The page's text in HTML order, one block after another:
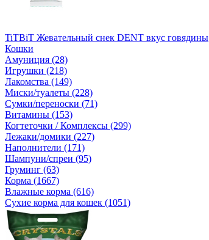
TiTBiT Жевательный снек DENT вкус говядины
Кошки
Амуниция (28)
Игрушки (218)
Лакомства (149)
Миски/туалеты (228)
Сумки/переноски (71)
Витамины (153)
Когтеточки / Комплексы (299)
Лежаки/домики (227)
Наполнители (171)
Шампуни/спреи (95)
Груминг (63)
Корма (1667)
Влажные корма (616)
Сухие корма для кошек (1051)